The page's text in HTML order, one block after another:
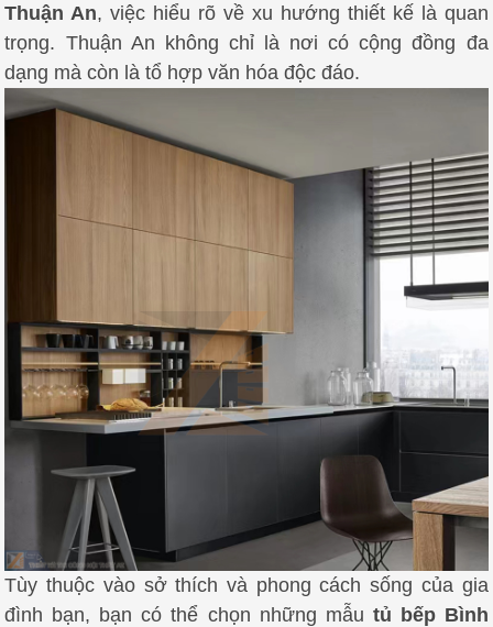
Thuận An, việc hiểu rõ về xu hướng thiết kế là quan
trọng. Thuận An không chỉ là nơi có cộng đồng đa
dạng mà còn là tổ hợp văn hóa độc đáo.
Tùy thuộc vào sở thích và phong cách sống của gia
đình bạn, bạn có thể chọn những mẫu tủ bếp Bình